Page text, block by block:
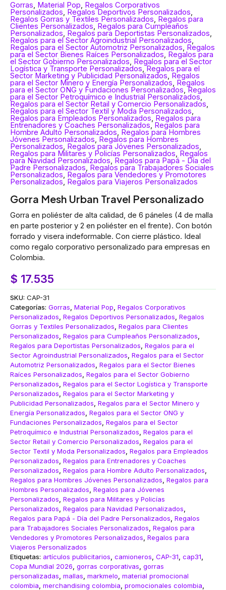
Gorras, Material Pop, Regalos Corporativos
Personalizados, Regalos Deportivos Personalizados,
Regalos Gorras y Textiles Personalizados, Regalos para
Clientes Personalizados, Regalos para Cumpleaños
Personalizados, Regalos para Deportistas Personalizados,
Regalos para el Sector Agroindustrial Personalizados,
Regalos para el Sector Automotriz Personalizados, Regalos
para el Sector Bienes Raíces Personalizados, Regalos para
el Sector Gobierno Personalizados, Regalos para el Sector
Logística y Transporte Personalizados,Regalos para el
Sector Marketing y Publicidad Personalizados, Regalos
para el Sector Minero y Energía Personalizados, Regalos
para el Sector ONG y Fundaciones Personalizados,Regalos
para el Sector Petroquímico e Industrial Personalizados,
Regalos para el Sector Retail y Comercio Personalizados,
Regalos para el Sector Textil y Moda Personalizados,
Regalos para Empleados Personalizados, Regalos para
Entrenadores y Coaches Personalizados, Regalos para
Hombre Adulto Personalizados, Regalos para Hombres
Jóvenes Personalizados, Regalos para Hombres
Personalizados, Regalos para Jóvenes Personalizados,
Regalos para Militares y Policías Personalizados, Regalos
para Navidad Personalizados, Regalos para Papá - Día del
Padre Personalizados, Regalos para Trabajadores Sociales
Personalizados, Regalos para Vendedores y Promotores
Personalizados, Regalos para Viajeros Personalizados
Gorra Mesh Urban Travel Personalizado
Gorra en poliéster de alta calidad, de 6 páneles (4 de malla
en parte posterior y 2 en poliéster en el frente). Con botón
forrado y visera indeformable. Con cierre plástico. Ideal
como regalo corporativo personalizado para empresas en
Colombia.
$ 17.535
SKU: CAP-31
Categorías: Gorras Material Pop Regalos Corporativos
Personalizados Regalos Deportivos Personalizados Regalos
Gorras y Textiles Personalizados Regalos para Clientes
Personalizados Regalos para Cumpleaños Personalizados
Regalos para Deportistas Personalizados Regalos para el
Sector Agroindustrial Personalizados Regalos para el Sector
Automotriz Personalizados Regalos para el Sector Bienes
Raíces Personalizados Regalos para el Sector Gobierno
Personalizados Regalos para el Sector Logística y Transporte
Personalizados Regalos para el Sector Marketing y
Publicidad Personalizados Regalos para el Sector Minero y
Energía Personalizados Regalos para el Sector ONG y
Fundaciones Personalizados Regalos para el Sector
Petroquímico e Industrial Personalizados Regalos para el
Sector Retail y Comercio Personalizados Regalos para el
Sector Textil y Moda Personalizados Regalos para Empleados
Personalizados Regalos para Entrenadores y Coaches
Personalizados Regalos para Hombre Adulto Personalizados
Regalos para Hombres Jóvenes Personalizados Regalos para
Hombres Personalizados Regalos para Jóvenes
Personalizados Regalos para Militares y Policías
Personalizados Regalos para Navidad Personalizados
Regalos para Papá - Día del Padre Personalizados Regalos
para Trabajadores Sociales Personalizados Regalos para
Vendedores y Promotores Personalizados Regalos para
Viajeros Personalizados
Etiquetas: artículos publicitarios camioneros CAP-31 cap31
Copa Mundial 2026 gorras corporativas gorras
personalizadas mallas markmelo material promocional
colombia merchandising colombia promocionales colombia